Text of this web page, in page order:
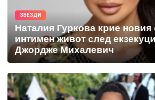
ЗВЕЗДИ
Наталия Гуркова крие новия
интимен живот след
Джордже Михалевич